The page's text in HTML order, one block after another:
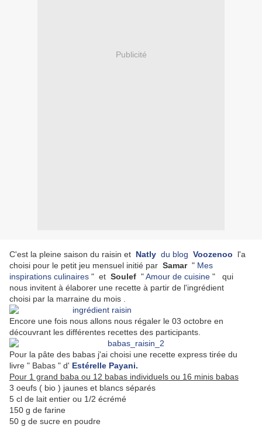
Publicité
C'est la pleine saison du raisin et Natly du blog Voozenoo l'a
choisi pour le petit jeu mensuel initié par Samar" Mes
inspirations culinaires " et Soulef "Amour de cuisine " qui
nous invitent à élaborer une recette à partir de l'ingrédient
choisi par la marraine du mois .
Encore une fois nous allons nous régaler le 03 octobre en
découvrant les différentes recettes des participants.
Pour la pâte des babas j'ai choisi une recette express tirée du
livre " Babas " d' Estérelle Payani.
Pour 1 grand baba ou 12 babas individuels ou 16 minis babas
3 oeufs ( bio ) jaunes et blancs séparés
5 cl de lait entier ou 1/2 écrémé
150 g de farine
50 g de sucre en poudre